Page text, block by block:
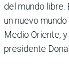
del mundo libre.
un nuevo
Medio Oriente,
presidente